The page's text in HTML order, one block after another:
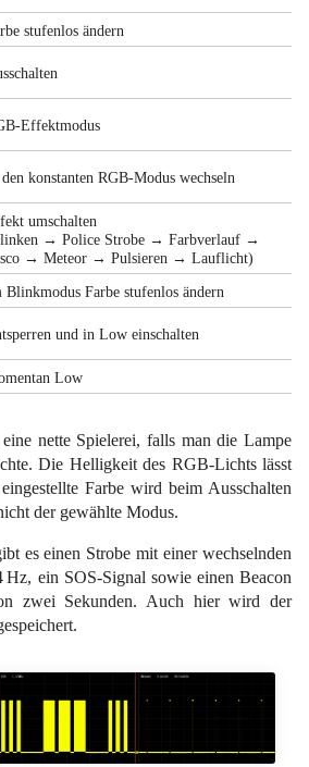
stufenlos ändern
Effektmodus
konstanten RGB-Modus wechseln
umschalten
→ Police Strobe → Farbverlauf →
→ Meteor → Pulsieren → Lauflicht)
Blinkmodus Farbe stufenlos ändern
und in Low einschalten
Low
nette Spielerei, falls man die Lampe
Die Helligkeit des RGB-Lichts lässt
Farbe wird beim Ausschalten
der gewählte Modus.
es einen Strobe mit einer wechselnden
Hz, ein SOS-Signal sowie einen Beacon
zwei Sekunden. Auch hier wird der